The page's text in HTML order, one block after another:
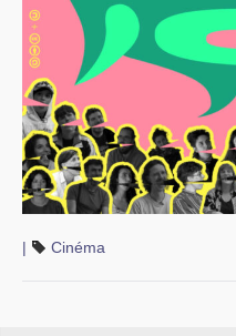
| Cinéma